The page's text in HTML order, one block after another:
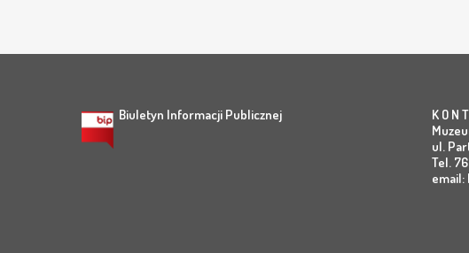
Biuletyn Informacji Publicznej
K O N
ul.
Tel.
email: